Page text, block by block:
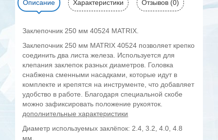
Описание Характеристики Отзывов (0)
Заклепочник 250 мм 40524 MATRIX.
Заклепочник 250 мм MATRIX 40524 позволяет крепко
соединить два листа железа. Используется для
клепания заклепок разных диаметров. Головка
снабжена сменными насадками, которые идут в
комплекте и крепятся на инструменте, что добавляет
удобство в работе. Благодаря специальной скобе
можно зафиксировать положение рукояток.
дополнительные характеристики
Диаметр используемых заклёпок: 2.4, 3.2, 4.0, 4.8
мм.